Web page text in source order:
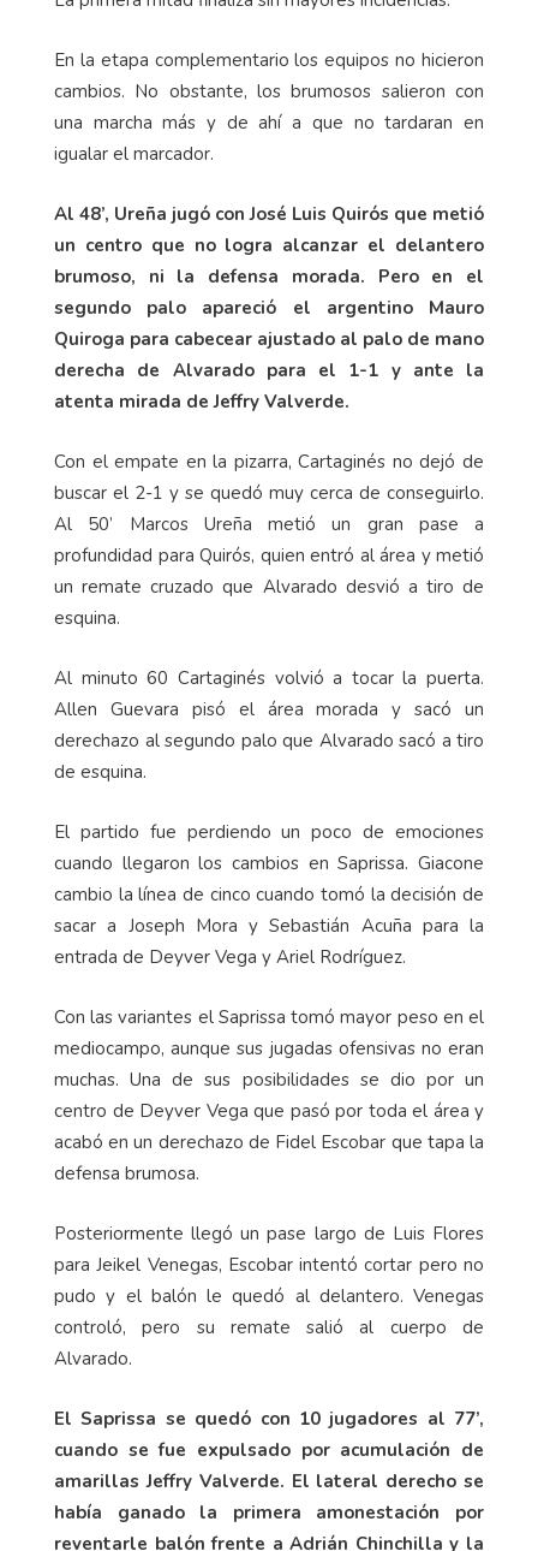
En la etapa complementario los equipos no hicieron
cambios. No obstante, los brumosos salieron con
una marcha más y de ahí a que no tardaran en
igualar el marcador.
Al 48’, Ureña jugó con José Luis Quirós que metió
un centro que no logra alcanzar el delantero
brumoso, ni la defensa morada. Pero en el
segundo palo apareció el argentino Mauro
Quiroga para cabecear ajustado al palo de mano
derecha de Alvarado para el 1-1 y ante la
atenta mirada de Jeffry Valverde.
Con el empate en la pizarra, Cartaginés no dejó de
buscar el 2-1 y se quedó muy cerca de conseguirlo.
Al 50’ Marcos Ureña metió un gran pase a
profundidad para Quirós, quien entró al área y metió
un remate cruzado que Alvarado desvió a tiro de
esquina.
Al minuto 60 Cartaginés volvió a tocar la puerta.
Allen Guevara pisó el área morada y sacó un
derechazo al segundo palo que Alvarado sacó a tiro
de esquina.
El partido fue perdiendo un poco de emociones
cuando llegaron los cambios en Saprissa. Giacone
cambio la línea de cinco cuando tomó la decisión de
sacar a Joseph Mora y Sebastián Acuña para la
entrada de Deyver Vega y Ariel Rodríguez.
Con las variantes el Saprissa tomó mayor peso en el
mediocampo, aunque sus jugadas ofensivas no eran
muchas. Una de sus posibilidades se dio por un
centro de Deyver Vega que pasó por toda el área y
acabó en un derechazo de Fidel Escobar que tapa la
defensa brumosa.
Posteriormente llegó un pase largo de Luis Flores
para Jeikel Venegas, Escobar intentó cortar pero no
pudo y el balón le quedó al delantero. Venegas
controló, pero su remate salió al cuerpo de
Alvarado.
El Saprissa se quedó con 10 jugadores al 77’,
cuando se fue expulsado por acumulación de
amarillas Jeffry Valverde. El lateral derecho se
había ganado la primera amonestación por
reventarle balón frente a Adrián Chinchilla y la